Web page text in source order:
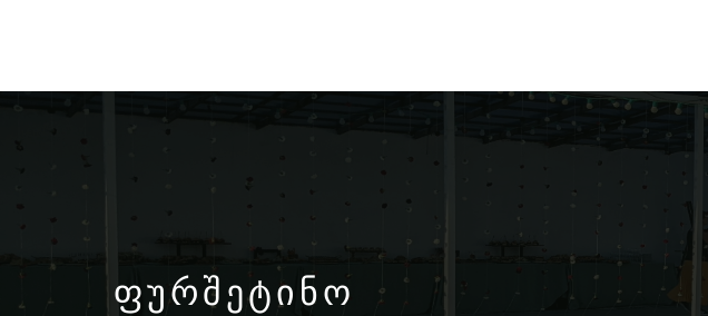
ფურშეტინო